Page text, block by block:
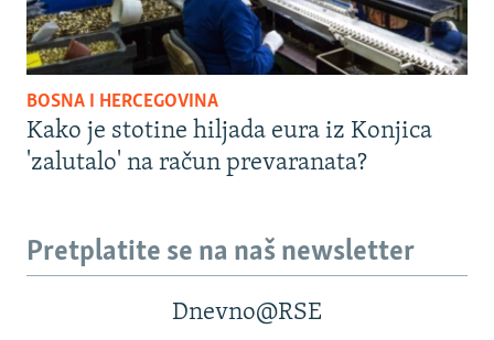
BOSNA I HERCEGOVINA
Kako je stotine hiljada eura iz Konjica
'zalutalo' na račun prevaranata?
Pretplatite se na naš newsletter
Dnevno@RSE